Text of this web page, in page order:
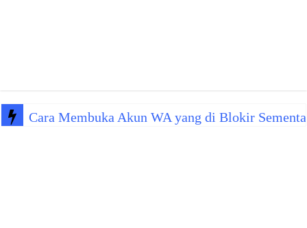
Cara Membuka Akun WA yang di Blokir